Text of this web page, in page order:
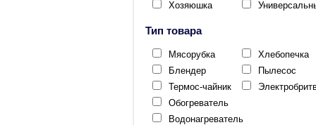
Хозяюшка
Тип товара
Мясорубка
Хлебопечка
Блендер
Пылесос
Термос-чайник
Обогреватель
Водонагреватель